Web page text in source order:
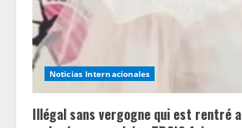
Noticias Internacionales
Illégal sans vergogne qui est rentré